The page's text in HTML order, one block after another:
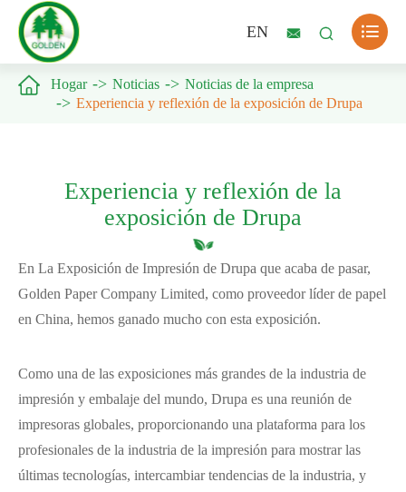
EN   
 Hogar Noticias
Noticias de la empresa
Experiencia y reflexión de la exposición de Drupa
Experiencia y reflexión de la
exposición de Drupa
En La Exposición de Impresión de Drupa que acaba de pasar,
Golden Paper Company Limited, como proveedor líder de papel
en China, hemos ganado mucho con esta exposición.
Como una de las exposiciones más grandes de la industria de
impresión y embalaje del mundo, Drupa es una reunión de
impresoras globales, proporcionando una plataforma para los
profesionales de la industria de la impresión para mostrar las
últimas tecnologías, intercambiar tendencias de la industria, y